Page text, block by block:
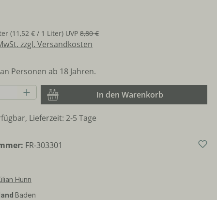
(11,52 € / 1 Liter) UVP 8,80 €
zzgl. Versandkosten
Personen ab 18 Jahren.
Gib den gewünschten Wert
In den Warenkorb
Lieferzeit: 2-5 Tage
FR-303301
Hunn
Baden